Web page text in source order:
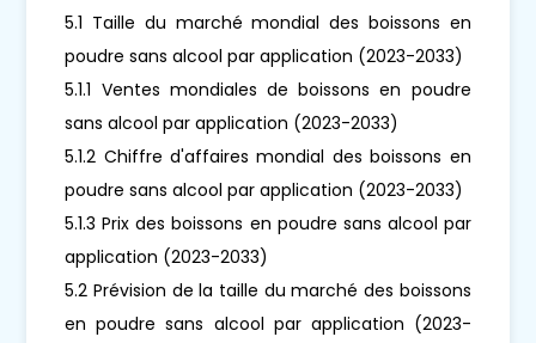
5.1 Taille du marché mondial des boissons en
poudre sans alcool par application (2023-2033)
5.1.1 Ventes mondiales de boissons en poudre
sans alcool par application (2023-2033)
5.1.2 Chiffre d'affaires mondial des boissons en
poudre sans alcool par application (2023-2033)
5.1.3 Prix des boissons en poudre sans alcool par
application (2023-2033)
5.2 Prévision de la taille du marché des boissons
en poudre sans alcool par application (2023-